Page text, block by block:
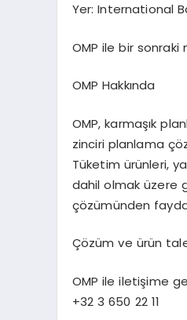
Yer: International
OMP ile bir sonraki
OMP Hakkında
OMP, karmaşık
zinciri planlama çö
Tüketim ürünleri, ya
dahil olmaküzere
çözümünden
Çözüm ve ürün
OMP ile iletişime
+32 3 650 22 11